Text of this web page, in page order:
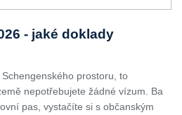
- jaké doklady
prostoru, to
nepotřebujete žádné vízum. Ba
pas, vystačíte si s občanským